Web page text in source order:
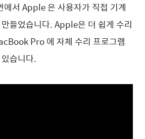
에서 Apple 은 사용자가 직접 기계
들었습니다.Apple은 더 쉽게 수리
Pro 에 자체 수리 프로그램
습니다.